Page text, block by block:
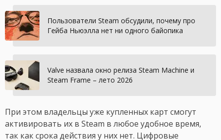
Пользователи Steam обсудили, почему про
Гейба Ньюэлла нет ни одного байопика
Valve назвала окно релиза Steam Machine и
Steam Frame – лето 2026
При этом владельцы уже купленных карт смогут
активировать их в Steam в любое удобное время,
так как срока действия у них нет. Цифровые